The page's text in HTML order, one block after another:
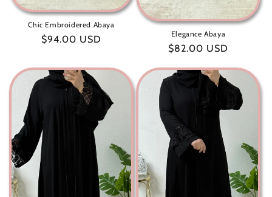
Chic Embroidered Abaya
سعر
$94.00 USD Elegance Abaya
سعر
$82.00 USD